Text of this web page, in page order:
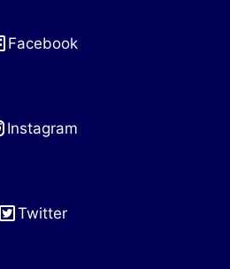
Facebook
Instagram
Twitter